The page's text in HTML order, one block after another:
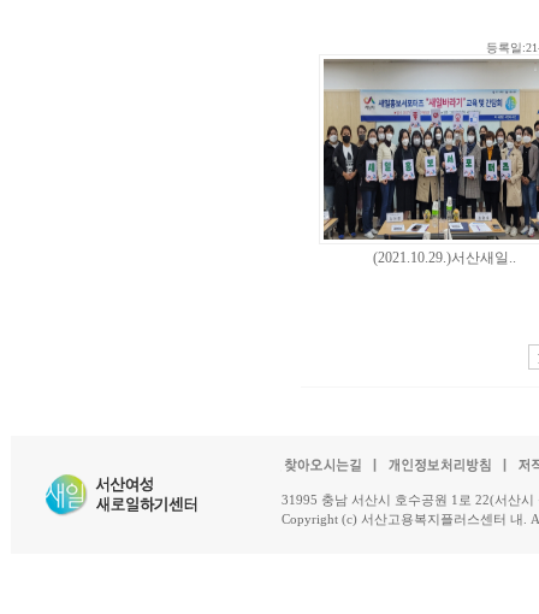
등록일
(2021.10.29.)서산새일..
31995 충남 서산시 호수공원 1로 22(서산
Copyright (c) 서산고용복지플러스센터 내.